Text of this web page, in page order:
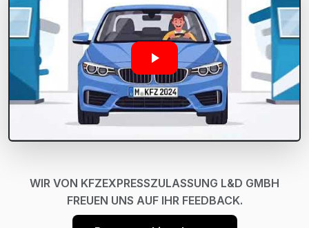
WIR VON KFZEXPRESSZULASSUNG L&D GMBH
FREUEN UNS AUF IHR FEEDBACK.